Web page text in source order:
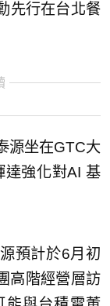
先行在台北餐
源坐在GTC大
達強化對AI 基
預計於6月初
高階經營層訪